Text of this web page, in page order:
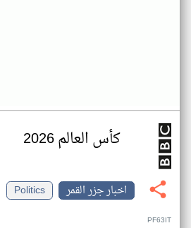
كأس العالم 2026
اخبار جزر القمر
Politics
PF63IT